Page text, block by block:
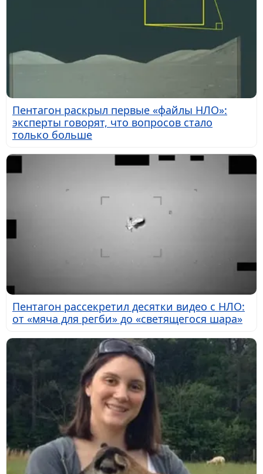
Пентагон раскрыл первые «файлы НЛО»:
эксперты говорят, что вопросов стало
только больше
Пентагон рассекретил десятки видео с НЛО:
от «мяча для регби» до «светящегося шара»